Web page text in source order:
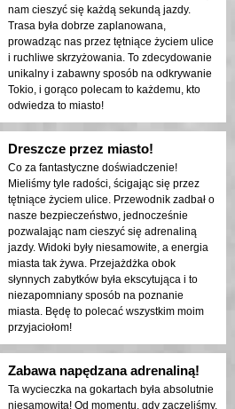
nam cieszyć się każdą sekundą jazdy.
Trasa była dobrze zaplanowana,
prowadząc nas przez tętniące życiem ulice
i ruchliwe skrzyżowania. To zdecydowanie
unikalny i zabawny sposób na odkrywanie
Tokio, i gorąco polecam to każdemu, kto
odwiedza to miasto!
Dreszcze przez miasto!
Co za fantastyczne doświadczenie!
Mieliśmy tyle radości, ścigając się przez
tętniące życiem ulice. Przewodnik zadbał o
nasze bezpieczeństwo, jednocześnie
pozwalając nam cieszyć się adrenaliną
jazdy. Widoki były niesamowite, a energia
miasta tak żywa. Przejażdżka obok
słynnych zabytków była ekscytująca i to
niezapomniany sposób na poznanie
miasta. Będę to polecać wszystkim moim
przyjaciołom!
Zabawa napędzana adrenaliną!
Ta wycieczka na gokartach była absolutnie
niesamowita! Od momentu, gdy zaczęliśmy,